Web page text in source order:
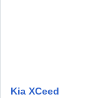
Kia XCeed